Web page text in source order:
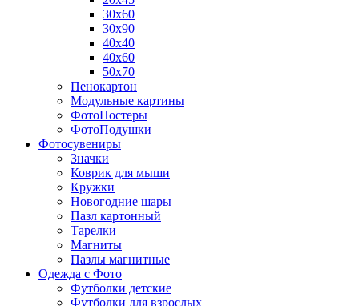
30х60
30х90
40х40
40х60
50х70
Пенокартон
Модульные картины
ФотоПостеры
ФотоПодушки
Фотоcувениры
Значки
Коврик для мыши
Кружки
Новогодние шары
Пазл картонный
Тарелки
Магниты
Пазлы магнитные
Одежда с Фото
Футболки детские
Футболки для взрослых